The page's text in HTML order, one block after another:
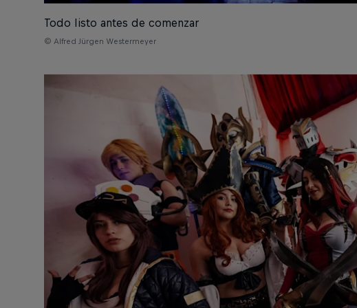
Todo listo antes de comenzar
© Alfred Jürgen Westermeyer